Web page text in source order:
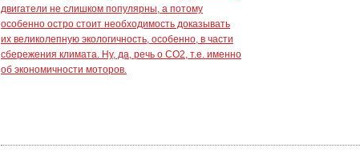
двигатели не слишком популярны, а потому
особенно остро стоит необходимость доказывать
их великолепную экологичность, особенно, в части
сбережения климата. Ну, да, речь о СО2, т.е. именно
об экономичности моторов.